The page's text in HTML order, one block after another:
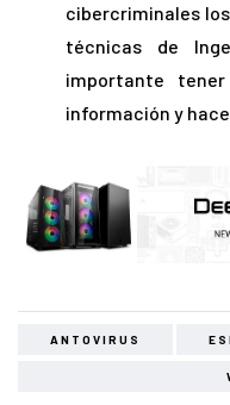
cibercriminales
técnicas de
importante
información y
ANTOVIRUS